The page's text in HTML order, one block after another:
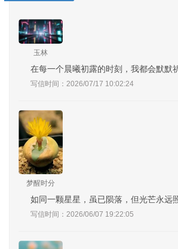
玉林
在每一个晨曦初露的时刻，我都会默默
写信时间：2026/07/17 10:02:24
梦醒时分
如同一颗星星，虽已陨落，但光芒永远
写信时间：2026/06/07 19:22:05